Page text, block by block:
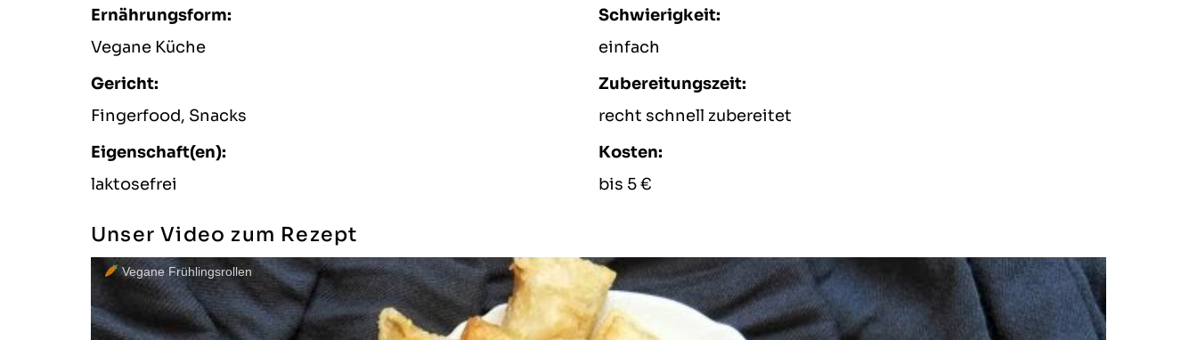
Ernährungsform:
Vegane Küche
Gericht:
Fingerfood, Snacks
Eigenschaft(en):
laktosefrei
Schwierigkeit:
einfach
Zubereitungszeit:
recht schnell zubereitet
Kosten:
bis 5 €
Unser Video zum Rezept
Vegane Frühlingsrollen